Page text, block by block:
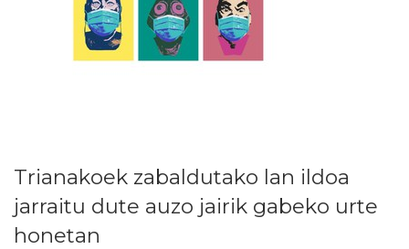
Trianakoek zabaldutako lan ildoa
jarraitu dute auzo jairik gabeko urte
honetan